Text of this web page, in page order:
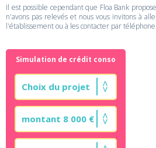
Il est possible cependant que Floa Bank
n'avons pas relevés et nous vous invitons à
l'établissement ou à les contacter par
Simulation de crédit conso